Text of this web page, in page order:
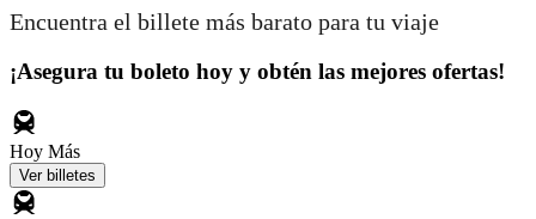
Encuentra el billete más barato para tu viaje
¡Asegura tu boleto hoy y obtén las mejores ofertas!
Hoy Más
Ver billetes